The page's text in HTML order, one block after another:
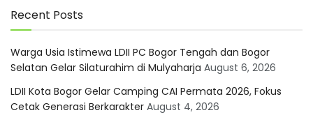
Recent Posts
Warga Usia Istimewa LDII PC Bogor Tengah dan Bogor
Selatan Gelar Silaturahim di Mulyaharja August 6, 2026
LDII Kota Bogor Gelar Camping CAI Permata 2026, Fokus
Cetak Generasi Berkarakter August 4, 2026